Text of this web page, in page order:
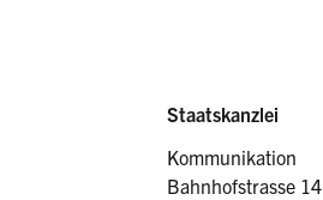
Sidebar
Adresse
Staatskanzlei
Kommunikation
Bahnhofstrasse 14